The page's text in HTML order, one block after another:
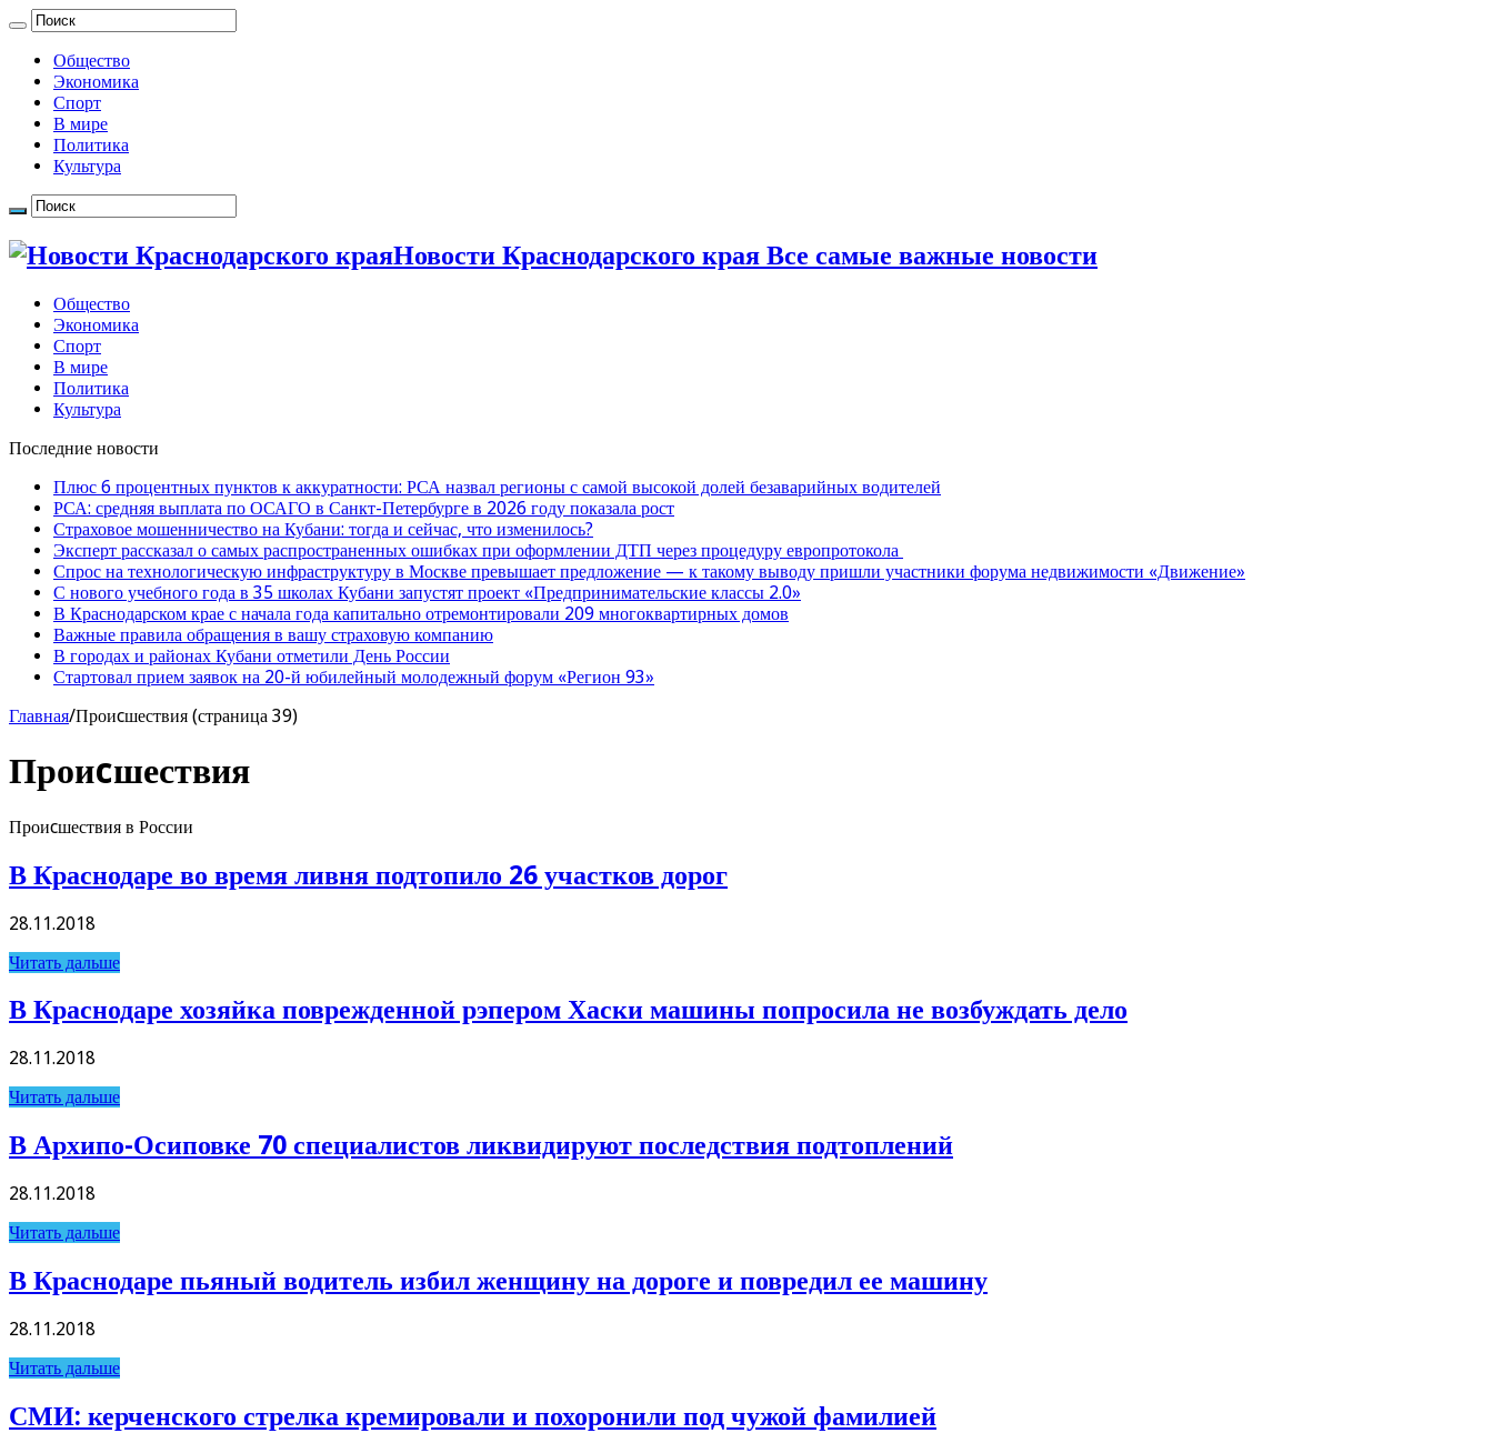
Общество
Экономика
Спорт
В мире
Политика
Культура
Новости Краснодарского края Все самые важные новости
Общество
Экономика
Спорт
В мире
Политика
Культура
Последние новости
Плюс 6 процентных пунктов к аккуратности: РСА назвал регионы с самой высокой долей безаварийных водителей
РСА: средняя выплата по ОСАГО в Санкт-Петербурге в 2026 году показала рост
Страховое мошенничество на Кубани: тогда и сейчас, что изменилось?
Эксперт рассказал о самых распространенных ошибках при оформлении ДТП через процедуру европротокола
Спрос на технологическую инфраструктуру в Москве превышает предложение — к такому выводу пришли участники форума недвижимости «Движение»
С нового учебного года в 35 школах Кубани запустят проект «Предпринимательские классы 2.0»
В Краснодарском крае с начала года капитально отремонтировали 209 многоквартирных домов
Важные правила обращения в вашу страховую компанию
В городах и районах Кубани отметили День России
Стартовал прием заявок на 20-й юбилейный молодежный форум «Регион 93»
Главная/Проиcшествия (страница 39)
Проиcшествия
Проиcшествия в России
В Краснодаре во время ливня подтопило 26 участков дорог
28.11.2018
Читать дальше
В Краснодаре хозяйка поврежденной рэпером Хаски машины попросила не возбуждать дело
28.11.2018
Читать дальше
В Архипо-Осиповке 70 специалистов ликвидируют последствия подтоплений
28.11.2018
Читать дальше
В Краснодаре пьяный водитель избил женщину на дороге и повредил ее машину
28.11.2018
Читать дальше
СМИ: керченского стрелка кремировали и похоронили под чужой фамилией